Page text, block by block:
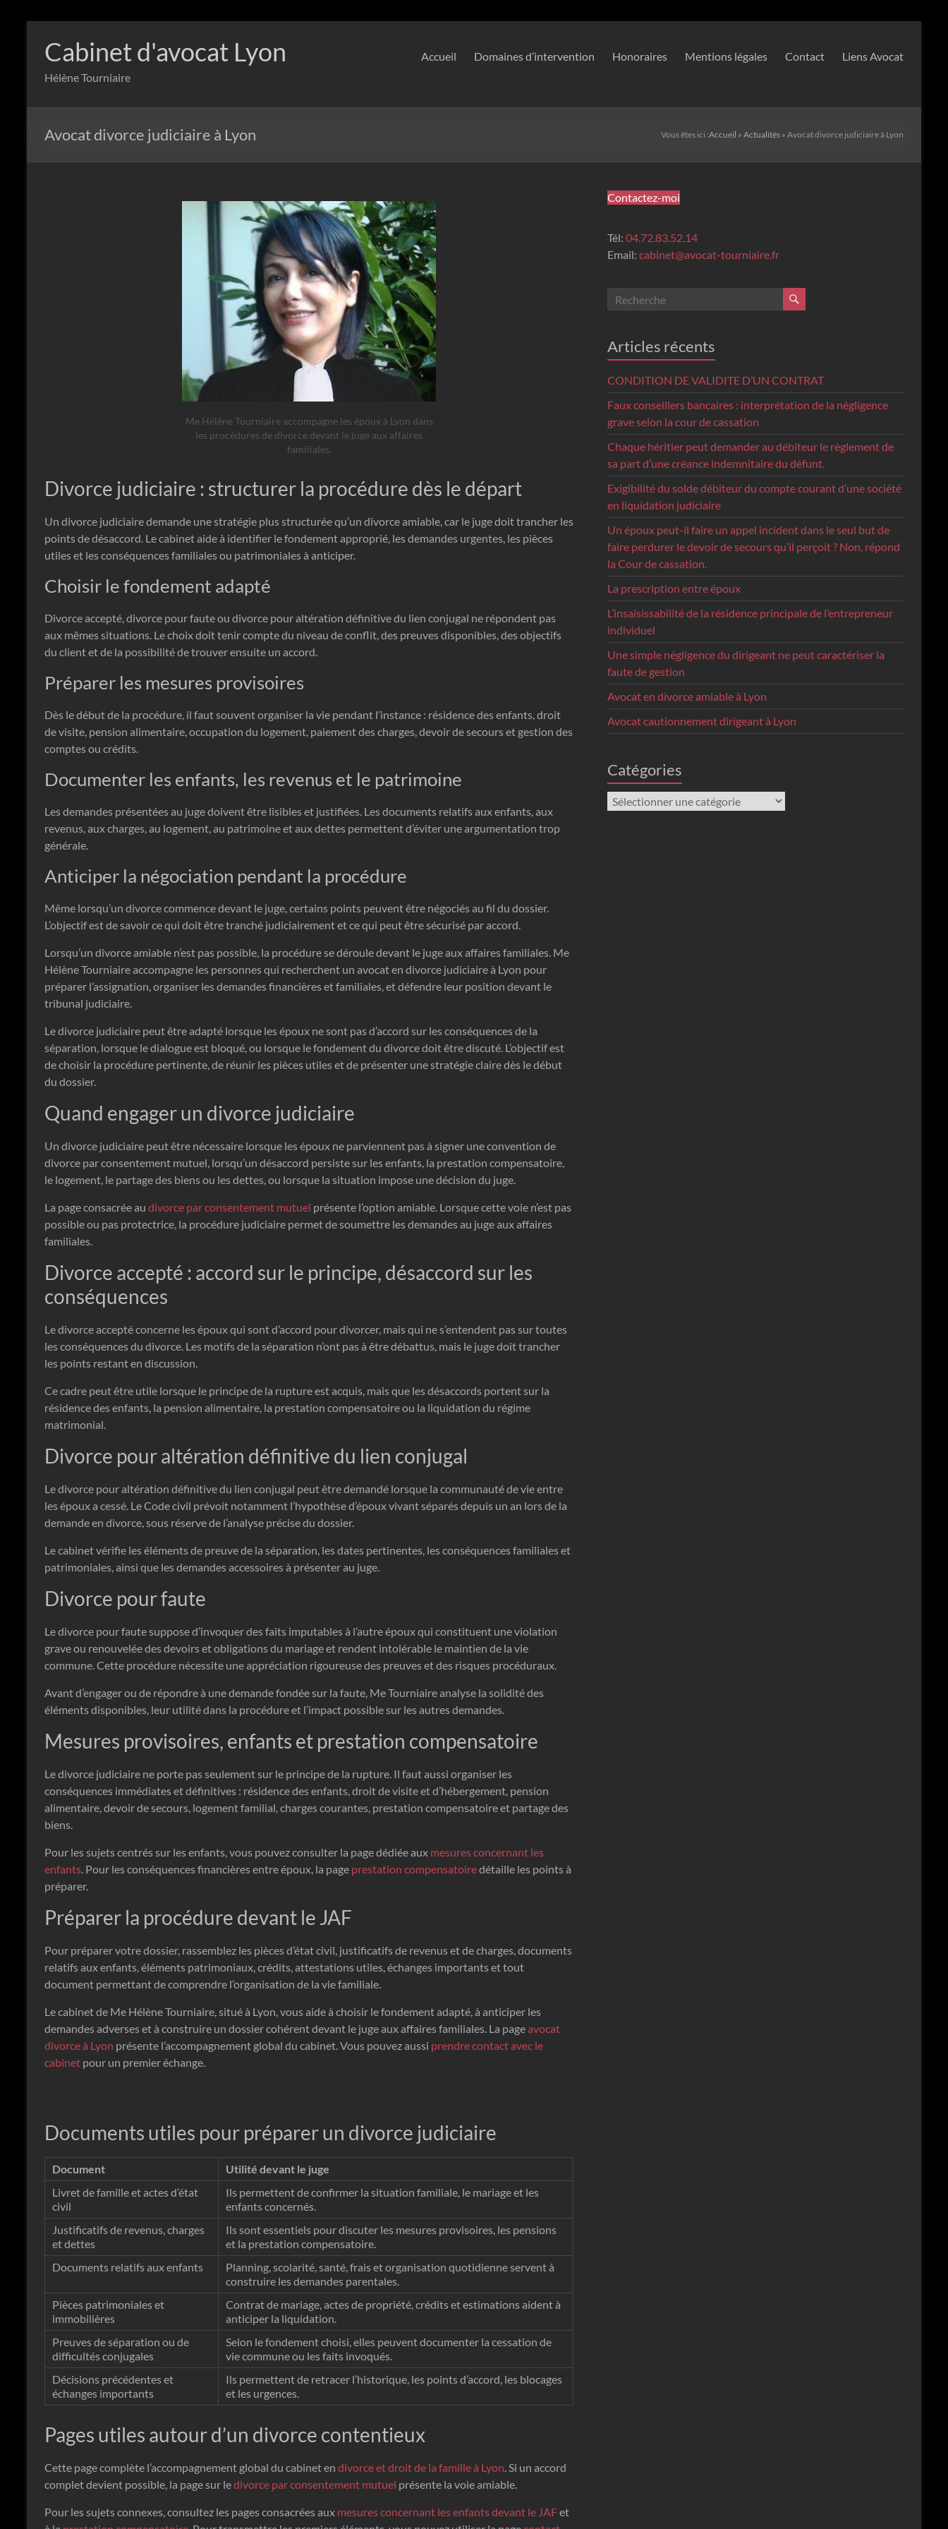
contenu
Cabinet d'avocat Lyon
Hélène Tourniaire
Accueil Domaines d’intervention Honoraires Mentions légales Contact Liens Avocat
Avocat divorce judiciaire à Lyon Vous êtes ici :Accueil » Actualités » Avocat divorce judiciaire à Lyon
Me Hélène Tourniaire accompagne les époux à Lyon dans
les procédures de divorce devant le juge aux affaires
familiales.
Divorce judiciaire : structurer la procédure dès le départ
Un divorce judiciaire demande une stratégie plus structurée qu’un divorce amiable, car le juge doit trancher les
points de désaccord. Le cabinet aide à identifier le fondement approprié, les demandes urgentes, les pièces
utiles et les conséquences familiales ou patrimoniales à anticiper.
Choisir le fondement adapté
Divorce accepté, divorce pour faute ou divorce pour altération définitive du lien conjugal ne répondent pas
aux mêmes situations. Le choix doit tenir compte du niveau de conflit, des preuves disponibles, des objectifs
du client et de la possibilité de trouver ensuite un accord.
Préparer les mesures provisoires
Dès le début de la procédure, il faut souvent organiser la vie pendant l’instance : résidence des enfants, droit
de visite, pension alimentaire, occupation du logement, paiement des charges, devoir de secours et gestion des
comptes ou crédits.
Documenter les enfants, les revenus et le patrimoine
Les demandes présentées au juge doivent être lisibles et justifiées. Les documents relatifs aux enfants, aux
revenus, aux charges, au logement, au patrimoine et aux dettes permettent d’éviter une argumentation trop
générale.
Anticiper la négociation pendant la procédure
Même lorsqu’un divorce commence devant le juge, certains points peuvent être négociés au fil du dossier.
L’objectif est de savoir ce qui doit être tranché judiciairement et ce qui peut être sécurisé par accord.
Lorsqu’un divorce amiable n’est pas possible, la procédure se déroule devant le juge aux affaires familiales. Me
Hélène Tourniaire accompagne les personnes qui recherchent un avocat en divorce judiciaire à Lyon pour
préparer l’assignation, organiser les demandes financières et familiales, et défendre leur position devant le
tribunal judiciaire.
Le divorce judiciaire peut être adapté lorsque les époux ne sont pas d’accord sur les conséquences de la
séparation, lorsque le dialogue est bloqué, ou lorsque le fondement du divorce doit être discuté. L’objectif est
de choisir la procédure pertinente, de réunir les pièces utiles et de présenter une stratégie claire dès le début
du dossier.
Quand engager un divorce judiciaire
Un divorce judiciaire peut être nécessaire lorsque les époux ne parviennent pas à signer une convention de
divorce par consentement mutuel, lorsqu’un désaccord persiste sur les enfants, la prestation compensatoire,
le logement, le partage des biens ou les dettes, ou lorsque la situation impose une décision du juge.
La page consacrée au divorce par consentement mutuel présente l’option amiable. Lorsque cette voie n’est pas
possible ou pas protectrice, la procédure judiciaire permet de soumettre les demandes au juge aux affaires
familiales.
Divorce accepté : accord sur le principe, désaccord sur les
conséquences
Le divorce accepté concerne les époux qui sont d’accord pour divorcer, mais qui ne s’entendent pas sur toutes
les conséquences du divorce. Les motifs de la séparation n’ont pas à être débattus, mais le juge doit trancher
les points restant en discussion.
Ce cadre peut être utile lorsque le principe de la rupture est acquis, mais que les désaccords portent sur la
résidence des enfants, la pension alimentaire, la prestation compensatoire ou la liquidation du régime
matrimonial.
Divorce pour altération définitive du lien conjugal
Le divorce pour altération définitive du lien conjugal peut être demandé lorsque la communauté de vie entre
les époux a cessé. Le Code civil prévoit notamment l’hypothèse d’époux vivant séparés depuis un an lors de la
demande en divorce, sous réserve de l’analyse précise du dossier.
Le cabinet vérifie les éléments de preuve de la séparation, les dates pertinentes, les conséquences familiales et
patrimoniales, ainsi que les demandes accessoires à présenter au juge.
Divorce pour faute
Le divorce pour faute suppose d’invoquer des faits imputables à l’autre époux qui constituent une violation
grave ou renouvelée des devoirs et obligations du mariage et rendent intolérable le maintien de la vie
commune. Cette procédure nécessite une appréciation rigoureuse des preuves et des risques procéduraux.
Avant d’engager ou de répondre à une demande fondée sur la faute, Me Tourniaire analyse la solidité des
éléments disponibles, leur utilité dans la procédure et l’impact possible sur les autres demandes.
Mesures provisoires, enfants et prestation compensatoire
Le divorce judiciaire ne porte pas seulement sur le principe de la rupture. Il faut aussi organiser les
conséquences immédiates et définitives : résidence des enfants, droit de visite et d’hébergement, pension
alimentaire, devoir de secours, logement familial, charges courantes, prestation compensatoire et partage des
biens.
Pour les sujets centrés sur les enfants, vous pouvez consulter la page dédiée aux mesures concernant les
enfants. Pour les conséquences financières entre époux, la page prestation compensatoiredétaille les points à
préparer.
Préparer la procédure devant le JAF
Pour préparer votre dossier, rassemblez les pièces d’état civil, justificatifs de revenus et de charges, documents
relatifs aux enfants, éléments patrimoniaux, crédits, attestations utiles, échanges importants et tout
document permettant de comprendre l’organisation de la vie familiale.
Le cabinet de Me Hélène Tourniaire, situé à Lyon, vous aide à choisir le fondement adapté, à anticiper les
demandes adverses et à construire un dossier cohérent devant le juge aux affaires familiales. La pageavocat
divorce à Lyon présente l’accompagnement global du cabinet. Vous pouvez aussi prendre contact avec le
cabinet pour un premier échange.
Documents utiles pour préparer un divorce judiciaire
Document
Utilité devant le juge
Livret de famille et actes d’état
civil
Ils permettent de confirmer la situation familiale, le mariage et les
enfants concernés.
Justificatifs de revenus, charges
et dettes
Ils sont essentiels pour discuter les mesures provisoires, les pensions
et la prestation compensatoire.
Documents relatifs aux enfants
Planning, scolarité, santé, frais et organisation quotidienne servent à
construire les demandes parentales.
Pièces patrimoniales et
immobilières
Contrat de mariage, actes de propriété, crédits et estimations aident à
anticiper la liquidation.
Preuves de séparation ou de
difficultés conjugales
Selon le fondement choisi, elles peuvent documenter la cessation de
vie commune ou les faits invoqués.
Décisions précédentes et
échanges importants
Ils permettent de retracer l’historique, les points d’accord, les blocages
et les urgences.
Pages utiles autour d’un divorce contentieux
Cette page complète l’accompagnement global du cabinet en divorce et droit de la famille à Lyon. Si un accord
complet devient possible, la page sur ledivorce par consentement mutuel présente la voie amiable.
Pour les sujets connexes, consultez les pages consacrées aux mesures concernant les enfants devant le JAFet
Contactez-moi
Tél: 04.72.83.52.14
Email: cabinet@avocat-tourniaire.fr
Articles récents
CONDITION DE VALIDITE D’UN CONTRAT
Faux conseillers bancaires : interprétation de la négligence
grave selon la cour de cassation
Chaque héritier peut demander au débiteur le règlement de
sa part d’une créance indemnitaire du défunt.
Exigibilité du solde débiteur du compte courant d’une société
en liquidation judiciaire
Un époux peut-il faire un appel incident dans le seul but de
faire perdurer le devoir de secours qu’il perçoit ? Non, répond
la Cour de cassation.
La prescription entre époux
L’insaisissabilité de la résidence principale de l’entrepreneur
individuel
Une simple négligence du dirigeant ne peut caractériser la
faute de gestion
Avocat en divorce amiable à Lyon
Avocat cautionnement dirigeant à Lyon
Catégories
Catégories